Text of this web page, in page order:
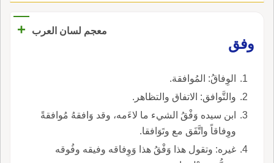
معجم لسان العرب
+
وفق
الوِفاقُ: المُوافقة.
والتَّوافق: الاتفاق والتظاهر.
ابن سيده وَفْقُ الشيء ما لاءَمه، وقد وَافقهُ مُوافقةً
ووِفاقاً واتَّفَق مع وتَوَافقا.
غيره: وتقول هذا وَفْقُ هذا وَوِفاقه وفيقه وفُوقه